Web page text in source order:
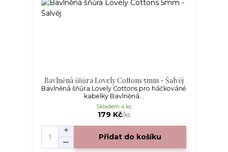
Bavlněná šňůra Lovely Cottons 5mm - Šalvěj
Bavlněná šňůra Lovely Cottons pro háčkováné
kabelky Bavlněná...
179 Kč/ks
Skladem 4 ks
Přidat do košíku